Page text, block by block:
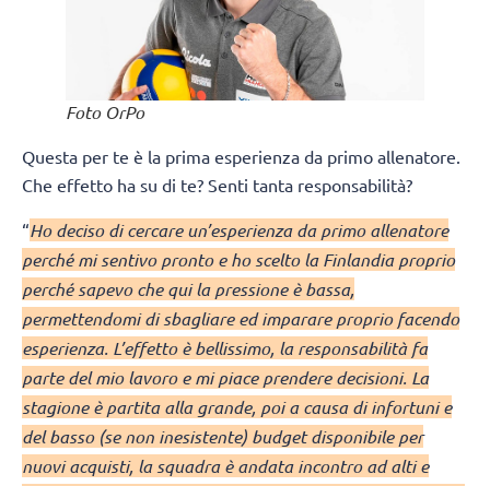
Foto OrPo
Questa per te è la prima esperienza da primo allenatore.
Che effetto ha su di te? Senti tanta responsabilità?
“Ho deciso di cercare un’esperienza da primo allenatore
perché mi sentivo pronto e ho scelto la Finlandia proprio
perché sapevo che qui la pressione è bassa,
permettendomi di sbagliare ed imparare proprio facendo
esperienza. L’effetto è bellissimo, la responsabilità fa
parte del mio lavoro e mi piace prendere decisioni. La
stagione è partita alla grande, poi a causa di infortuni e
del basso (se non inesistente) budget disponibile per
nuovi acquisti, la squadra è andata incontro ad alti e